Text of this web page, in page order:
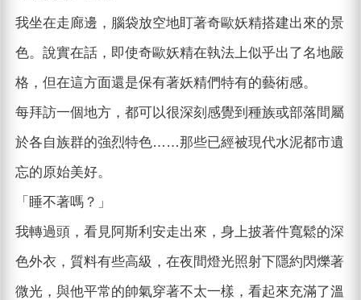
我坐在走廊邊，腦袋放空地盯著奇歐妖精搭建出來的景
色。說實在話，即使奇歐妖精在執法上似乎出了名地嚴
格，但在這方面還是保有著妖精們特有的藝術感。
每拜訪一個地方，都可以很深刻感覺到種族或部落間屬
於各自族群的強烈特色……那些已經被現代水泥都市遺
忘的原始美好。
「睡不著嗎？」
我轉過頭，看見阿斯利安走出來，身上披著件寬鬆的深
色外衣，質料有些高級，在夜間燈光照射下隱約閃爍著
微光，與他平常的帥氣穿著不太一樣，看起來充滿了溫